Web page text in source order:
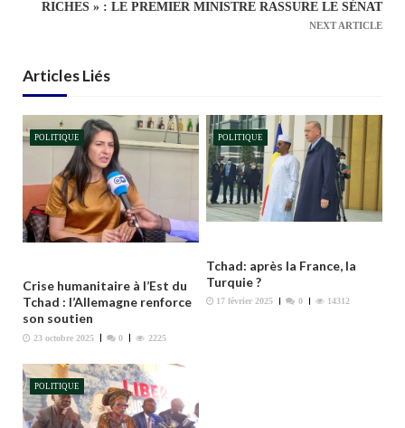
o
d
e
’
a
r
i
c
l
e
RICHES » : LE PREMIER MINISTRE RASSURE LE SÉNAT
NEXT ARTICLE
Articles Liés
POLITIQUE
Crise humanitaire à l’Est du
Tchad : l’Allemagne renforce
son soutien
23 octobre 2025 0 2225
POLITIQUE
Tchad: après la France, la
Turquie ?
17 février 2025 0 14312
POLITIQUE